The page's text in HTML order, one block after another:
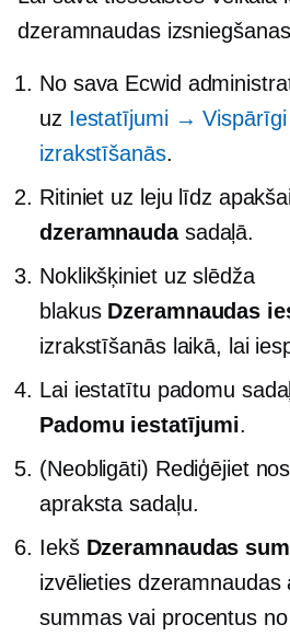
dzeramnaudas
No sava Ecwid
uz Iestatījumi →
izrakstīšanās.
Ritiniet uz leju līdz
dzeramnaudasadaļā.
Noklikšķiniet uz slēdža
blakus Dzeramnaudas
izrakstīšanās laikā, lai
Lai iestatītu padomu
Padomu iestatījumi.
(Neobligāti) Rediģējiet
apraksta sadaļu.
Iekš Dzeramnaudas
izvēlieties
summas vai procentus